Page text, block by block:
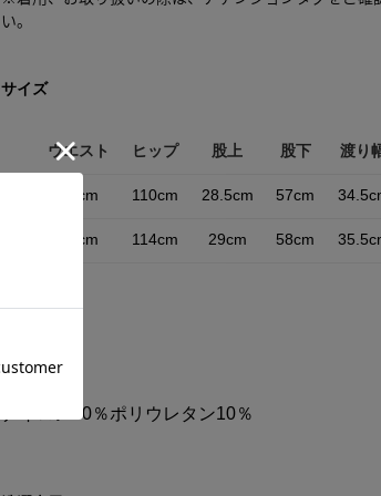
い。
サイズ
ウエスト ヒップ 股上 股下 渡り
76cm 110cm 28.5cm 57cm
80cm 114cm 29cm 58cm
ナイロン90％ポリウレタン10％